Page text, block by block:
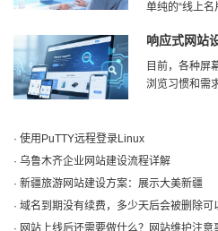
单纯的“线上名
面、功能、
构。...
响应式网站
目前，各种屏
浏览习惯和需
· 使用PuTTY远程登录Linux
· 乌鲁木齐企业网站建设流程详解
· 新疆旅游网站建设方案：展示大美新疆
· 域名到期没有续费，多少天后会被删除可
· 网站上线后还需要做什么？网站维护注意